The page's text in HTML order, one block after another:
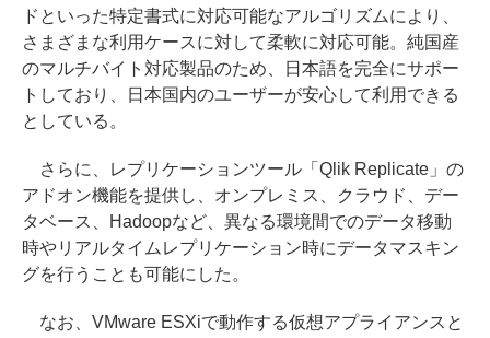
ドといった特定書式に対応可能なアルゴリズムにより、
さまざまな利用ケースに対して柔軟に対応可能。純国産
のマルチバイト対応製品のため、日本語を完全にサポー
トしており、日本国内のユーザーが安心して利用できる
としている。
さらに、レプリケーションツール「Qlik Replicate」の
アドオン機能を提供し、オンプレミス、クラウド、デー
タベース、Hadoopなど、異なる環境間でのデータ移動
時やリアルタイムレプリケーション時にデータマスキン
グを行うことも可能にした。
なお、VMware ESXiで動作する仮想アプライアンスと